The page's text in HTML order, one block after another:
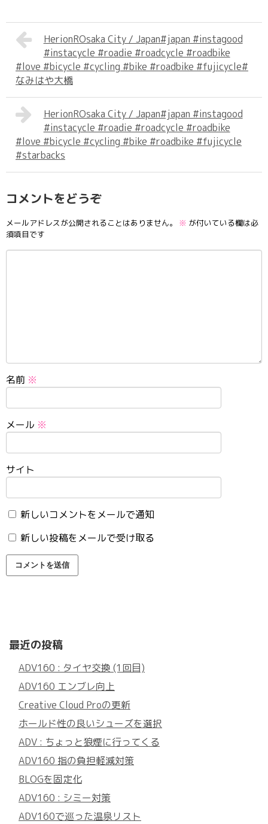
HerionROsaka City / Japan#japan #instagood
#instacycle #roadie #roadcycle #roadbike
#love #bicycle #cycling #bike #roadbike #fujicycle#
なみはや大橋
HerionROsaka City / Japan#japan #instagood
#instacycle #roadie #roadcycle #roadbike
#love #bicycle #cycling #bike #roadbike #fujicycle
#starbacks
コメントをどうぞ
メールアドレスが公開されることはありません。 ※ が付いている欄は必
須項目です
名前 ※
メール ※
サイト
新しいコメントをメールで通知
新しい投稿をメールで受け取る
最近の投稿
ADV160 : タイヤ交換 (1回目)
ADV160 エンブレ向上
Creative Cloud Proの更新
ホールド性の良いシューズを選択
ADV : ちょっと狼煙に行ってくる
ADV160 指の負担軽減対策
BLOGを固定化
ADV160 : シミー対策
ADV160で巡った温泉リスト